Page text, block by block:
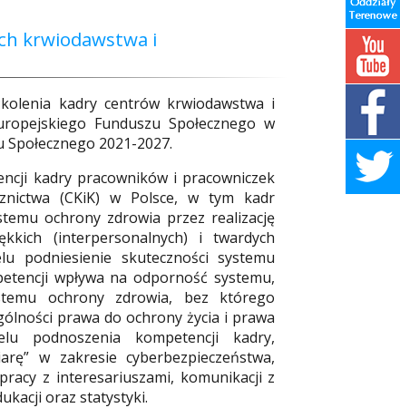
krwiodawstwa i
kadry centrów krwiodawstwa i
Funduszu Społecznego w
2021-2027.
kadry pracowników i pracowniczek
(CKiK) w Polsce, w tym kadr
ochrony zdrowia przez realizację
(interpersonalnych) i twardych
podniesienie skuteczności systemu
wpływa na odporność systemu,
ochrony zdrowia, bez którego
prawa do ochrony życia i prawa
podnoszenia kompetencji kadry,
w zakresie cyberbezpieczeństwa,
z interesariuszami, komunikacji z
oraz statystyki.